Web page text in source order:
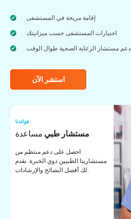
إقامة مريحة في المستشفى
اختيارات المستشفى حسب ميزانيتك
دعم مستشار الرعاية الصحية طوال الوقت
استشر الآن
فوائدنا
مستشار طبي مساعدة
احصل على دعم منتظم من
مستشارينا الطبيين ذوي الخبرة. نقدم
لك أفضل النصائح والإرشادات.